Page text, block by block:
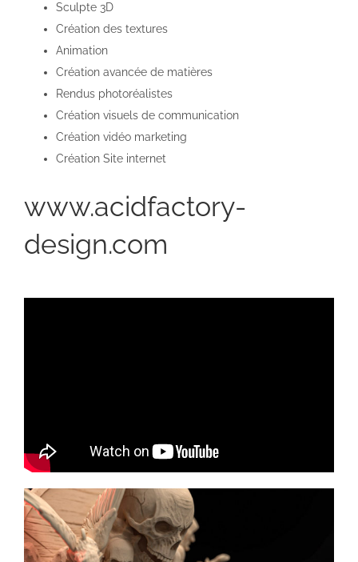
Sculpte 3D
Création des textures
Animation
Création avancée de matières
Rendus photoréalistes
Création visuels de communication
Création vidéo marketing
Création Site internet
www.acidfactory-
design.com